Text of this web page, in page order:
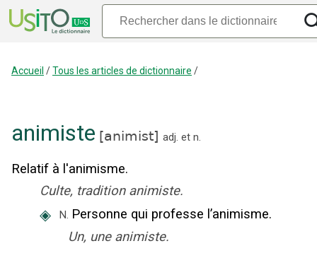
Accueil /Tous les articles de dictionnaire /
animiste [animist] adj. et n.
Relatif à l'animisme.
Culte, tradition animiste.
◈ N. Personne qui professe l’animisme.
Un, une animiste.